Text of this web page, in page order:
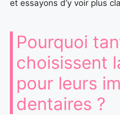
et essayons d’y voir plus
Pourquoi
choisissent
pour leurs
dentaires ?